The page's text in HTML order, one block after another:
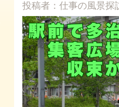
投稿者： 仕事の風景探